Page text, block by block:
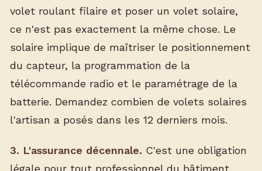
volet roulant filaire et poser un volet solaire,
ce n'est pas exactement la même chose. Le
solaire implique de maîtriser le positionnement
du capteur, la programmation de la
télécommande radio et le paramétrage de la
batterie. Demandez combien de volets solaires
l'artisan a posés dans les 12 derniers mois.
3. L'assurance décennale. C'est une obligation
légale pour tout professionnel du bâtiment.